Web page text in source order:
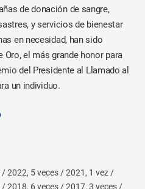
de donación de sangre,
y servicios de bienestar
en necesidad, han sido
el más grande honor para
del Presidente al Llamado al
un individuo.
2022, 5 veces / 2021, 1 vez /
2018, 6 veces / 2017, 3 veces /